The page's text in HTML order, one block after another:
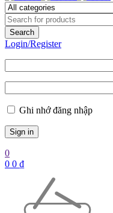
Login/Register
Ghi nhớ đăng nhập
0
0 0 ₫